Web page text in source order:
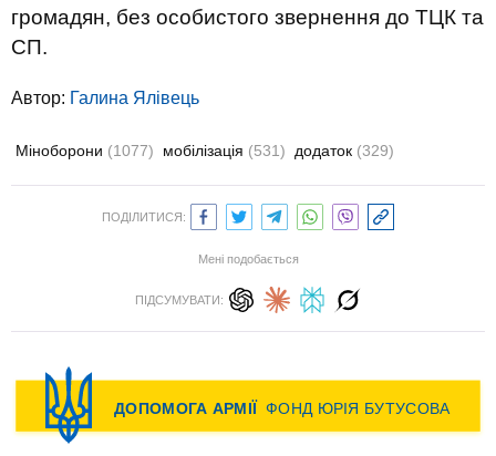
громадян, без особистого звернення до ТЦК та
СП.
Автор: Галина Ялівець
Міноборони (1077) мобілізація (531) додаток (329)
ПОДІЛИТИСЯ:
Мені подобається
ПІДСУМУВАТИ: